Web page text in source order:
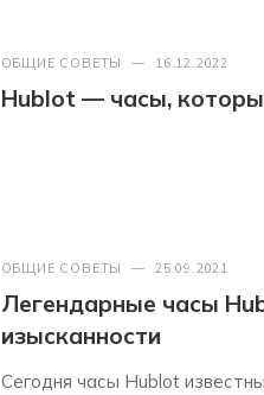
ОБЩИЕ СОВЕТЫ — 16.12.2022
Hublot — часы,
ОБЩИЕ СОВЕТЫ — 25.09.2021
Легендарные часы
изысканности
Сегодня часы Hublot